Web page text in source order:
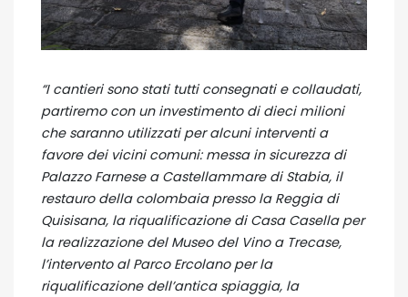
“I cantieri sono stati tutti consegnati e collaudati,
partiremo con un investimento di dieci milioni
che saranno utilizzati per alcuni interventi a
favore dei vicini comuni: messa in sicurezza di
Palazzo Farnese a Castellammare di Stabia, il
restauro della colombaia presso la Reggia di
Quisisana, la riqualificazione di Casa Casella per
la realizzazione del Museo del Vino a Trecase,
l’intervento al Parco Ercolano per la
riqualificazione dell’antica spiaggia, la